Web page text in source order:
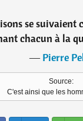
se suivaient
chacun à la
―Pierre
Source:
C'est ainsi que les